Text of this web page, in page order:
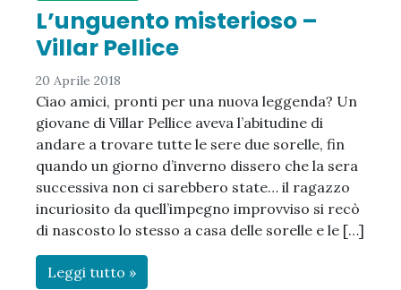
L’unguento misterioso –
Villar Pellice
20 Aprile 2018
Ciao amici, pronti per una nuova leggenda? Un
giovane di Villar Pellice aveva l’abitudine di
andare a trovare tutte le sere due sorelle, fin
quando un giorno d’inverno dissero che la sera
successiva non ci sarebbero state… il ragazzo
incuriosito da quell’impegno improvviso si recò
di nascosto lo stesso a casa delle sorelle e le […]
Leggi tutto »